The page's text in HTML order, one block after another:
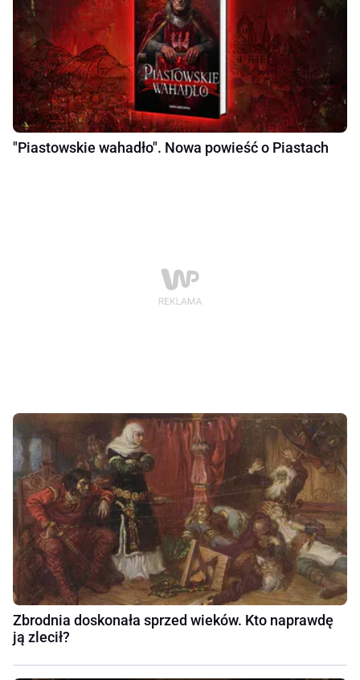
"Piastowskie wahadło". Nowa powieść o Piastach
Zbrodnia doskonała sprzed wieków. Kto naprawdę
ją zlecił?